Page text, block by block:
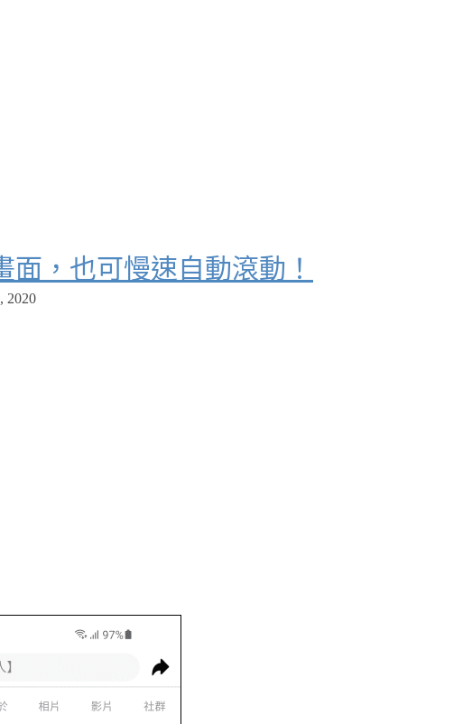
，也可慢速自動滾動！
2020